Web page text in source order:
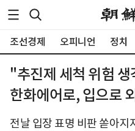
조선경제 오피니언 정치
"추진제 세척 위험
한화에어로, 입으로
전날 입장 표명 비판 쏟아지